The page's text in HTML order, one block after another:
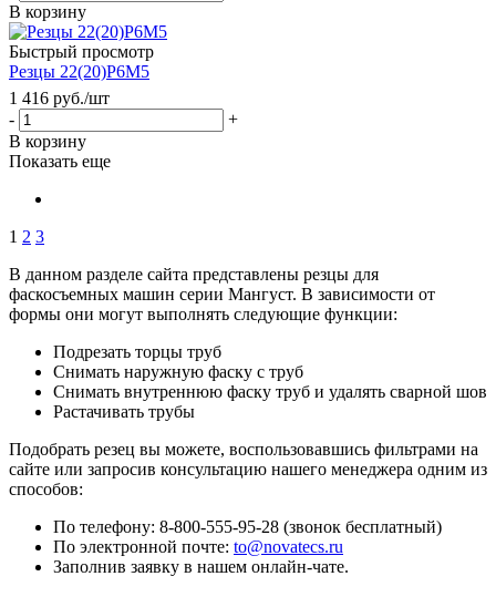
В корзину
Быстрый просмотр
Резцы 22(20)Р6М5
1 416 руб./шт
-
+
В корзину
Показать еще
1 2 3
В данном разделе сайта представлены резцы для
фаскосъемных машин серии Мангуст. В зависимости от
формы они могут выполнять следующие функции:
Подрезать торцы труб
Снимать наружную фаску с труб
Снимать внутреннюю фаску труб и удалять сварной шов
Растачивать трубы
Подобрать резец вы можете, воспользовавшись фильтрами на
сайте или запросив консультацию нашего менеджера одним из
способов:
По телефону: 8-800-555-95-28 (звонок бесплатный)
По электронной почте: to@novatecs.ru
Заполнив заявку в нашем онлайн-чате.